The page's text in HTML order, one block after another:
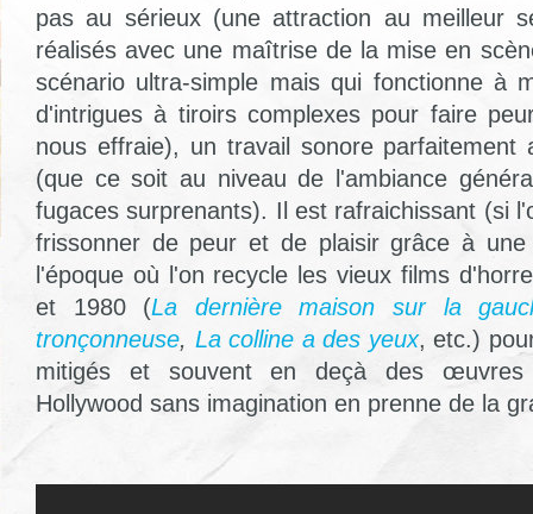
pas au sérieux (une attraction au meilleur
réalisés avec une maîtrise de la mise en
scénario ultra-simple mais qui fonctionne à
d'intrigues à tiroirs complexes pour faire
nous effraie), un travail sonore parfaitement
(que ce soit au niveau de l'ambiance
fugaces surprenants). Il est rafraichissant (si
frissonner de peur et de plaisir grâce à une
l'époque où l'on recycle les vieux films
et 1980 (La dernière maison sur la
tronçonneuse, La colline a des yeux, etc.)
mitigés et souvent en deçà des œuvres
Hollywood sans imagination en prenne de la